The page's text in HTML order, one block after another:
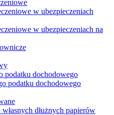
w ubezpieczeniach
w ubezpieczeniach na
podatku dochodowego
podatku dochodowego
dłużnych papierów